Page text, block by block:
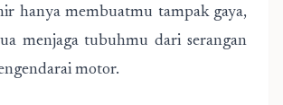
hanya membuatmu tampak gaya,
menjaga tubuhmu dari serangan
motor.